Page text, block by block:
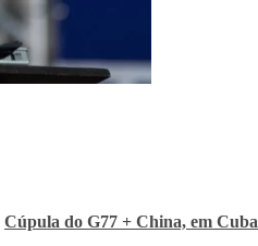
Cúpula do G77 + China, em Cuba